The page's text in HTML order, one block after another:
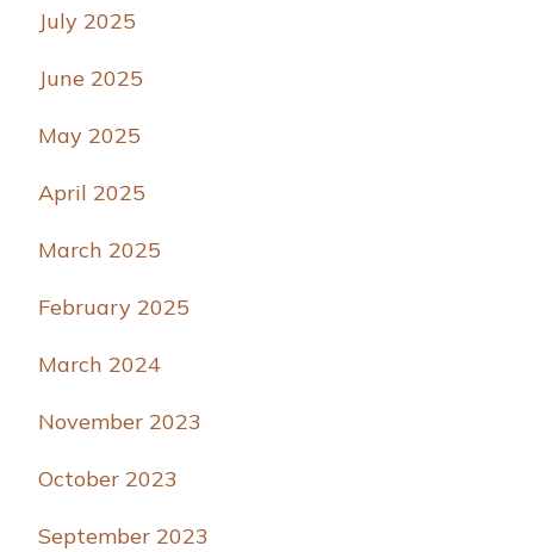
July 2025
June 2025
May 2025
April 2025
March 2025
February 2025
March 2024
November 2023
October 2023
September 2023